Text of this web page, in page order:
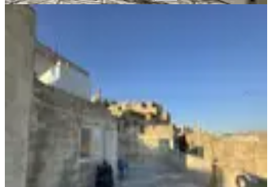
MANZARALI
5+2
9.000.000 ₺12.000.000 ₺
Bünyamin Azak